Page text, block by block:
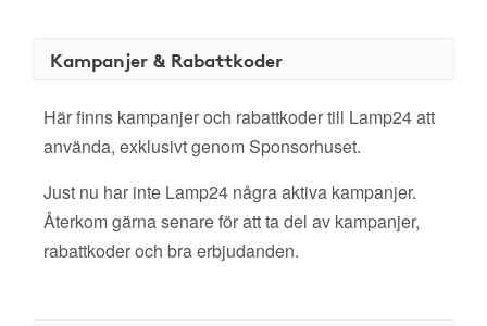
Kampanjer & Rabattkoder
Här finns kampanjer och rabattkoder till Lamp24 att
använda, exklusivt genom Sponsorhuset.
Just nu har inte Lamp24 några aktiva kampanjer.
Återkom gärna senare för att ta del av kampanjer,
rabattkoder och bra erbjudanden.